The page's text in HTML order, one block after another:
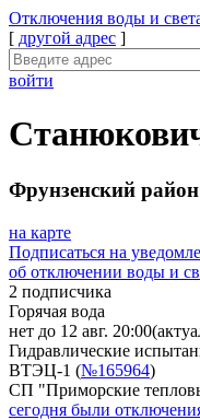
Отключения воды и
[ другой адрес ]
войти
Фрунзенский район
на карте
Подписаться на
об отключении воды и
2 подписчика
Горячая вода
нет до 12 авг. 20:00
Гидравлические
ВТЭЦ-1 (№165964)
СП "Приморские
сегодня были